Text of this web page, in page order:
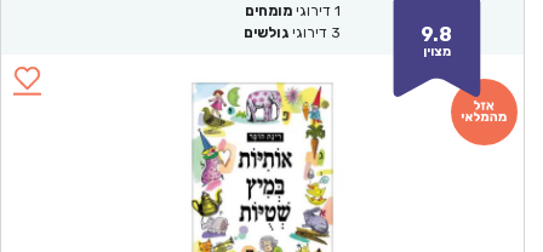
9.8
מצוין
1 דירוגי מומחים
3 דירוגי גולשים